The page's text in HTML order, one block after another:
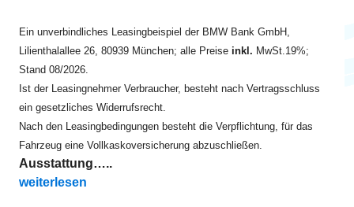
Ein unverbindliches Leasingbeispiel der BMW Bank GmbH,
Lilienthalallee 26, 80939 München; alle Preise inkl. MwSt.19%;
Stand 08/2026.
Ist der Leasingnehmer Verbraucher, besteht nach Vertragsschluss
ein gesetzliches Widerrufsrecht.
Nach den Leasingbedingungen besteht die Verpflichtung, für das
Fahrzeug eine Vollkaskoversicherung abzuschließen.
Ausstattung…..
„iX xDrive45 ab EUR 630“
weiterlesen